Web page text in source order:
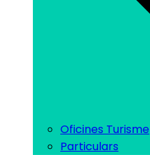
Oficines Turisme
Particulars